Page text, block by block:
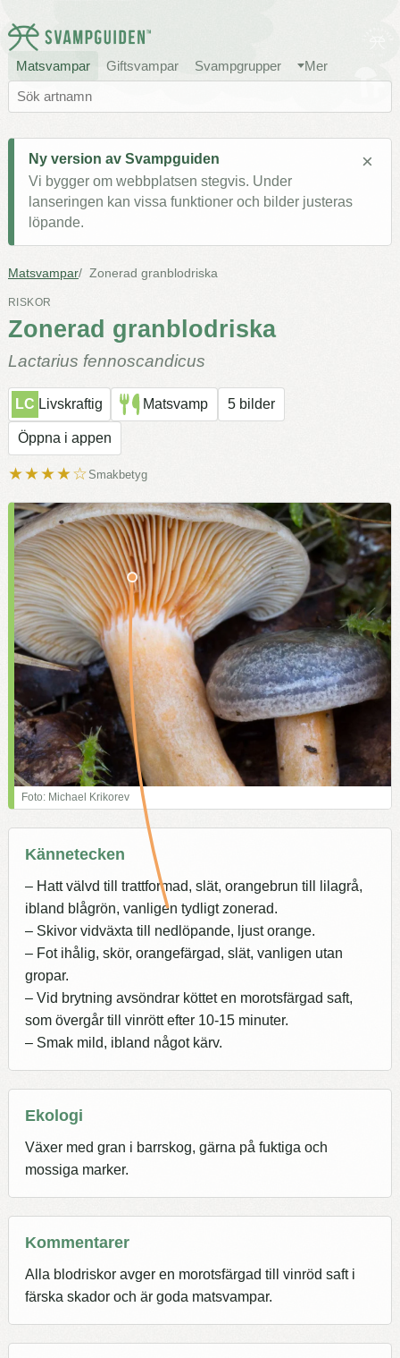
Matsvampar Giftsvampar Svampgrupper Mer
Ny version av Svampguiden
Vi bygger om webbplatsen stegvis. Under
lanseringen kan vissa funktioner och bilder justeras
löpande.
×
Matsvampar Zonerad granblodriska
RISKOR
Zonerad granblodriska
Lactarius fennoscandicus
LC Livskraftig Matsvamp 5 bilder
Öppna i appen
★★★★☆Smakbetyg
Foto: Michael Krikorev
Kännetecken
– Hatt välvd till trattformad, slät, orangebrun till lilagrå,
ibland blågrön, vanligen tydligt zonerad.
– Skivor vidväxta till nedlöpande, ljust orange.
– Fot ihålig, skör, orangefärgad, slät, vanligen utan
gropar.
– Vid brytning avsöndrar köttet en morotsfärgad saft,
som övergår till vinrött efter 10-15 minuter.
– Smak mild, ibland något kärv.
Ekologi
Växer med gran i barrskog, gärna på fuktiga och
mossiga marker.
Kommentarer
Alla blodriskor avger en morotsfärgad till vinröd saft i
färska skador och är goda matsvampar.